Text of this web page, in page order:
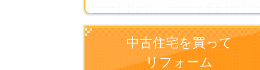
中古住宅を買って
リフォーム